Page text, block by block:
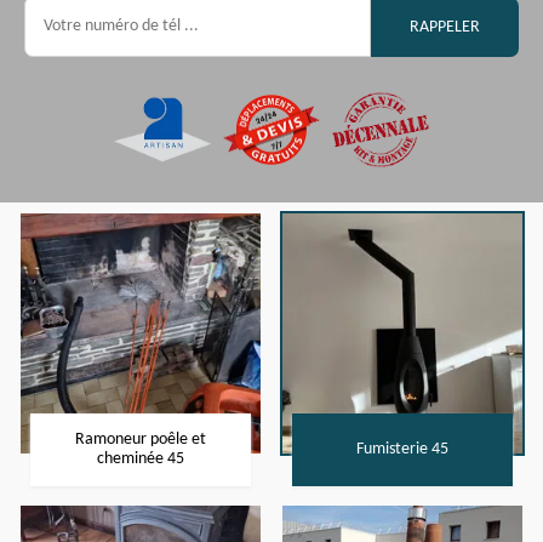
Ramoneur poêle et
cheminée 45
Fumisterie 45